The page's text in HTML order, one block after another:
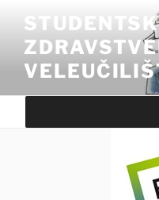
content